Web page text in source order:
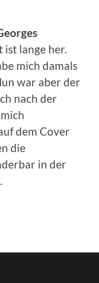
ist lange her.
mich damals
war aber der
nach der
dem Cover
die
in der